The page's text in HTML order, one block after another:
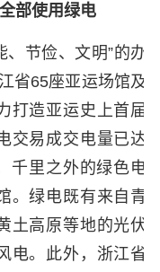
部使用绿电
节俭、文明”的办
省65座亚运场馆及
打造亚运史上首届
交易成交电量已达
千里之外的绿色电
。绿电既有来自青
土高原等地的光伏
电。此外，浙江省